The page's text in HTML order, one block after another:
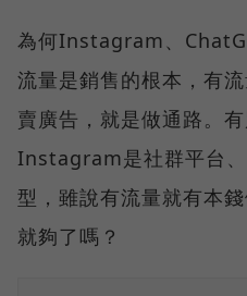
為何Instagram、
流量是銷售的根本，有
賣廣告，就是做通路。有
Instagram是社群平台
型，雖說有流量就有本
就夠了嗎？